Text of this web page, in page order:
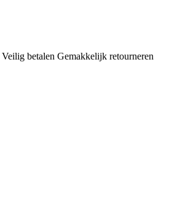
Veilig betalen Gemakkelijk retourneren